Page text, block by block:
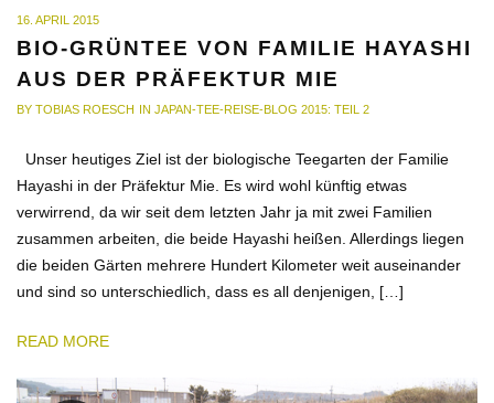
ON
16. APRIL 2015
BIO-GRÜNTEE VON FAMILIE HAYASHI
AUS DER PRÄFEKTUR MIE
BY TOBIAS ROESCH IN JAPAN-TEE-REISE-BLOG 2015: TEIL 2
Unser heutiges Ziel ist der biologische Teegarten der Familie
Hayashi in der Präfektur Mie. Es wird wohl künftig etwas
verwirrend, da wir seit dem letzten Jahr ja mit zwei Familien
zusammen arbeiten, die beide Hayashi heißen. Allerdings liegen
die beiden Gärten mehrere Hundert Kilometer weit auseinander
und sind so unterschiedlich, dass es all denjenigen, […]
READ MORE